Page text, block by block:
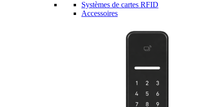
Systèmes de cartes RFID
Accessoires